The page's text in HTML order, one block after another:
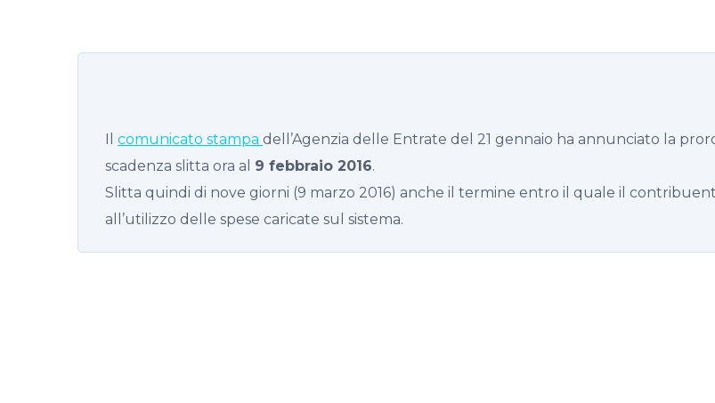
Il comunicato stampa dell’Agenzia delle Entrate del 21 gennaio ha annunciato la
scadenza slitta ora al 9 febbraio 2016.
Slitta quindi di nove giorni (9 marzo 2016) anche il termine entro il quale il
all’utilizzo delle spese caricate sul sistema.